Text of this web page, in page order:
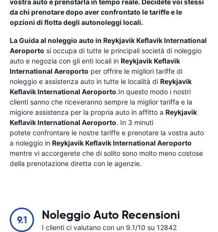
vostra auto e prenotarla in tempo reale. Decidete voi stessi
da chi prenotare dopo aver confrontato le tariffe e le
opzioni di flotta degli autonoleggi locali.
La Guida al noleggio auto in Reykjavik Keflavik International
Aeroporto si occupa di tutte le principali società di noleggio
auto e negozia con gli enti locali in Reykjavik Keflavik
International Aeroporto per offrire le migliori tariffe di
noleggio e assistenza auto in tutte le località di Reykjavik
Keflavik International Aeroporto.In questo modo i nostri
clienti sanno che riceveranno sempre la miglior tariffa e la
migiore assistenza per la propria auto in affitto a Reykjavik
Keflavik International Aeroporto. In 3 minuti
potete confrontare le nostre tariffe e prenotare la vostra auto
a noleggio in Reykjavik Keflavik International Aeroporto
mentre vi accorgerete che di solito sono molto meno costose
della prenotazione diretta con le agenzie.
9.1 Noleggio Auto Recensioni
I clienti ci valutano con un 9.1/10 su 12842